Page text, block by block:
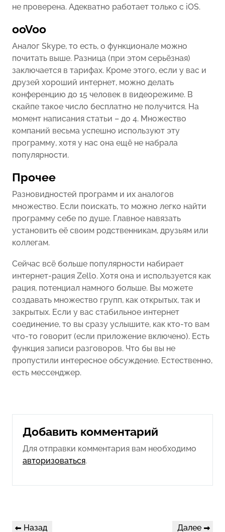
не проверена. Адекватно работает только с iOS.
ooVoo
Аналог Skype, то есть, о функционале можно
почитать выше. Разница (при этом серьёзная)
заключается в тарифах. Кроме этого, если у вас и
друзей хороший интернет, можно делать
конференцию до 15 человек в видеорежиме. В
скайпе такое число бесплатно не получится. На
момент написания статьи – до 4. Множество
компаний весьма успешно используют эту
программу, хотя у нас она ещё не набрала
популярности.
Прочее
Разновидностей программ и их аналогов
множество. Если поискать, то можно легко найти
программу себе по душе. Главное навязать
установить её своим родственникам, друзьям или
коллегам.
Сейчас всё больше популярности набирает
интернет-рация Zello. Хотя она и используется как
рация, потенциал намного больше. Вы можете
создавать множество групп, как открытых, так и
закрытых. Если у вас стабильное интернет
соединение, то вы сразу услышите, как кто-то вам
что-то говорит (если приложение включено). Есть
функция записи разговоров. Что бы вы не
пропустили интересное обсуждение. Естественно,
есть мессенджер.
Добавить комментарий
Для отправки комментария вам необходимо
авторизоваться.
Навигация
Предыдущая
Назад
Следующая
Далее